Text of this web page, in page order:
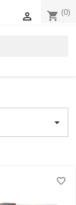
shopping_cart (0)


favorite_border
favorite_border
favorite_border